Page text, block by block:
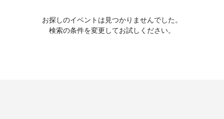
お探しのイベントは見つかりませんでした。
検索の条件を変更してお試しください。